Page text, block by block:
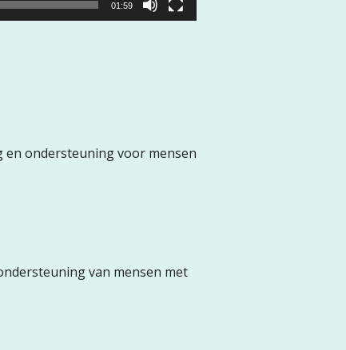
01:59
en ondersteuning voor mensen
van mensen met